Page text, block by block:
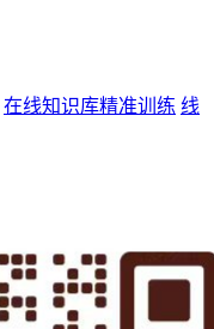
在线知识库精准训练 线